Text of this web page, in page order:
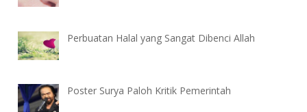
Perbuatan Halal yang Sangat Dibenci Allah
Poster Surya Paloh Kritik Pemerintah